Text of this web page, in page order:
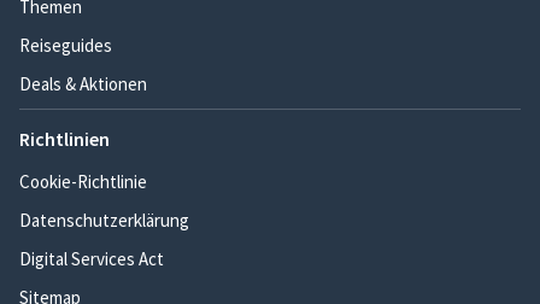
Themen
Reiseguides
Deals & Aktionen
Richtlinien
Cookie-Richtlinie
Datenschutzerklärung
Digital Services Act
Sitemap